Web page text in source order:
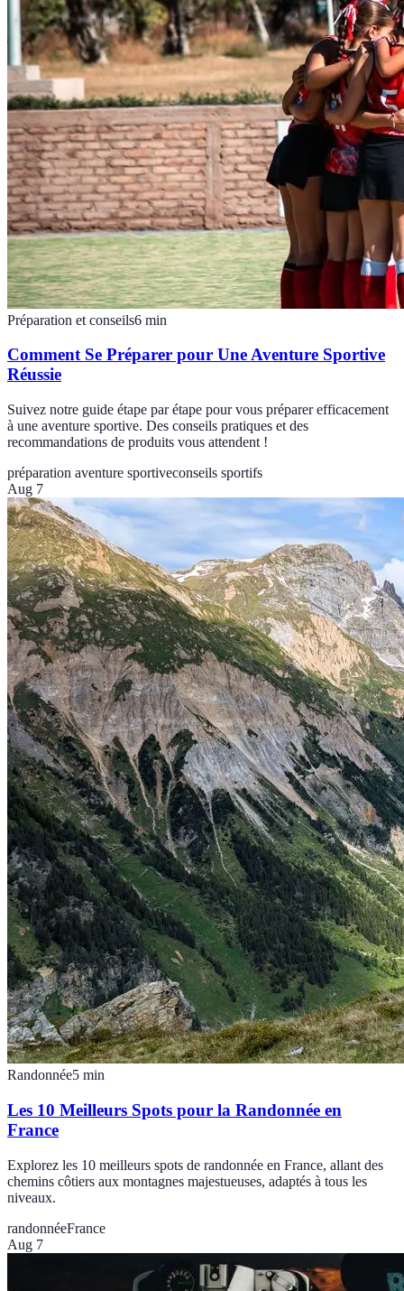
Préparation et conseils6 min
Comment Se Préparer pour Une Aventure Sportive
Réussie
Suivez notre guide étape par étape pour vous préparer efficacement
à une aventure sportive. Des conseils pratiques et des
recommandations de produits vous attendent !
préparation aventure sportiveconseils sportifs
Aug 7
Randonnée5 min
Les 10 Meilleurs Spots pour la Randonnée en
France
Explorez les 10 meilleurs spots de randonnée en France, allant des
chemins côtiers aux montagnes majestueuses, adaptés à tous les
niveaux.
randonnéeFrance
Aug 7